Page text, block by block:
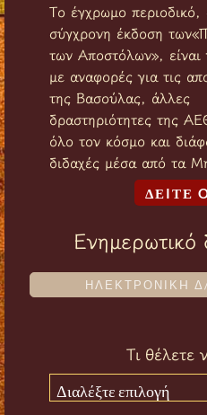
Tο έγχρωμο περιοδικό,
σύγχρονη έκδοση
των Αποστόλων», είναι
με αναφορές για τις
της Βασούλας, άλλες
δραστηριότητες της
όλο τον κόσμο και
διδαχές μέσα από τα
ΔΕIΤΕ
Ενημερωτικό
Τι θέλετε
Διαλέξτε επιλογή